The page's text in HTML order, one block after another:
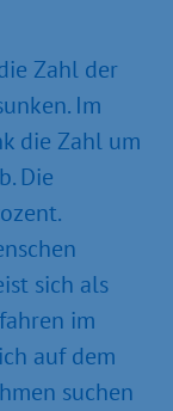
Zahl der
Im
die Zahl um
Die
sich als
im
auf dem
suchen